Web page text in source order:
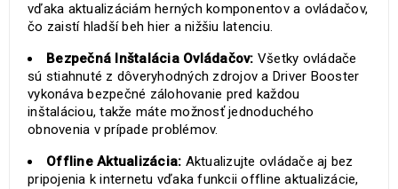
vďaka aktualizáciám herných komponentov a ovládačov,
čo zaistí hladší beh hier a nižšiu latenciu.
Bezpečná Inštalácia Ovládačov: Všetky ovládače
sú stiahnuté z dôveryhodných zdrojov a Driver Booster
vykonáva bezpečné zálohovanie pred každou
inštaláciou, takže máte možnosť jednoduchého
obnovenia v prípade problémov.
Offline Aktualizácia: Aktualizujte ovládače aj bez
pripojenia k internetu vďaka funkcii offline aktualizácie,